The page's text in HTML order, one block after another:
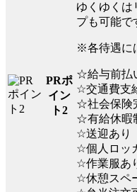
PRポ
イン
ト2
ゆくゆく
プも可能で
※各待遇に
☆給与前払
☆交通費支
☆社会保険
☆有給休暇
☆送迎あり
☆個人ロッ
☆作業服あ
☆休憩スペ